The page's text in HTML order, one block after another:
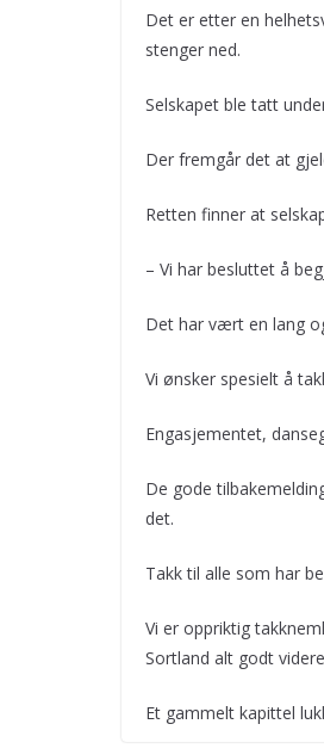
Det er etter en
stenger ned.
Selskapet ble tatt
Der fremgår det at
Retten finner at
– Vi har besluttet å
Det har vært en lang
Vi ønsker spesielt å
Engasjementet,
De gode
det.
Takk til alle som har
Vi er oppriktig
Sortland alt godt
Et gammelt kapittel